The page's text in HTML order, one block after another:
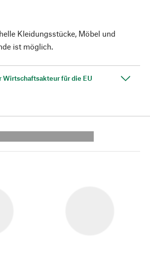
Kleidungsstücke, Möbel und
ist möglich.
für die EU